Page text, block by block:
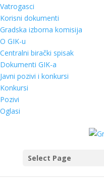
Vatrogasci
Korisni dokumenti
Gradska izborna komisija
O GIK-u
Centralni birački spisak
Dokumenti GIK-a
Javni pozivi i konkursi
Konkursi
Pozivi
Oglasi
Select Page